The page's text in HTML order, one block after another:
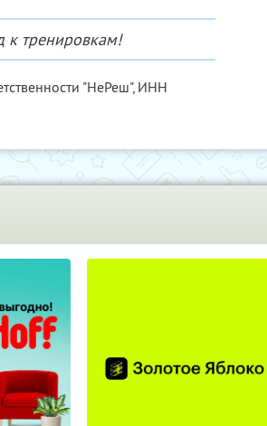
к тренировкам!
"НеРеш", ИНН